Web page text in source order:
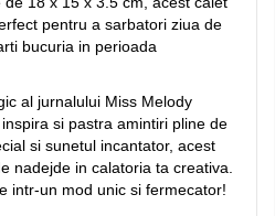
pentru a sarbatori ziua de
bucuria in perioada
al jurnalului Miss Melody
si pastra amintiri pline de
si sunetul incantator, acest
nadejde in calatoria ta creativa.
intr-un mod unic si fermecator!